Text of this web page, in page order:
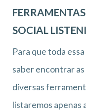
SOCIAL
Para que toda
saber encontrar
diversas
listaremos apenas